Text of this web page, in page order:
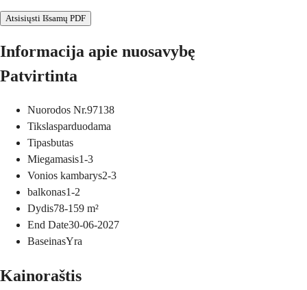
Atsisiųsti Išsamų PDF
Informacija apie nuosavybę
Patvirtinta
Nuorodos Nr.97138
Tikslasparduodama
Tipasbutas
Miegamasis1-3
Vonios kambarys2-3
balkonas1-2
Dydis78-159 m²
End Date30-06-2027
BaseinasYra
Kainoraštis